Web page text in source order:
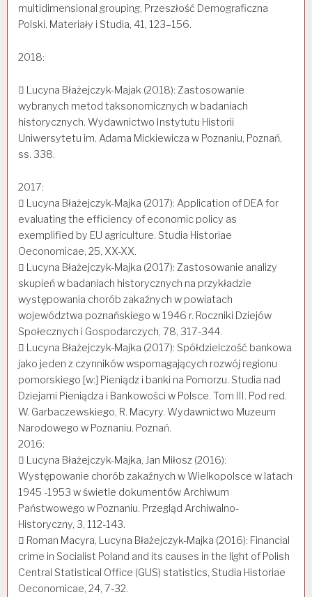
multidimensional grouping, Przeszłość Demograficzna
Polski. Materiały i Studia, 41, 123–156.
2018:
 Lucyna Błażejczyk-Majak (2018): Zastosowanie
wybranych metod taksonomicznych w badaniach
historycznych. Wydawnictwo Instytutu Historii
Uniwersytetu im. Adama Mickiewicza w Poznaniu, Poznań,
ss. 338.
2017:
 Lucyna Błażejczyk-Majka (2017): Application of DEA for
evaluating the efficiency of economic policy as
exemplified by EU agriculture. Studia Historiae
Oeconomicae, 25, XX-XX.
 Lucyna Błażejczyk-Majka (2017): Zastosowanie analizy
skupień w badaniach historycznych na przykładzie
występowania chorób zakaźnych w powiatach
województwa poznańskiego w 1946 r. Roczniki Dziejów
Społecznych i Gospodarczych, 78, 317-344.
 Lucyna Błażejczyk-Majka (2017): Spółdzielczość bankowa
jako jeden z czynników wspomagających rozwój regionu
pomorskiego [w:] Pieniądz i banki na Pomorzu. Studia nad
Dziejami Pieniądza i Bankowości w Polsce. Tom III. Pod red.
W. Garbaczewskiego, R. Macyry. Wydawnictwo Muzeum
Narodowego w Poznaniu. Poznań.
2016:
 Lucyna Błażejczyk-Majka, Jan Miłosz (2016):
Występowanie chorób zakaźnych w Wielkopolsce w latach
1945 -1953 w świetle dokumentów Archiwum
Państwowego w Poznaniu. Przegląd Archiwalno-
Historyczny, 3, 112-143.
 Roman Macyra, Lucyna Błażejczyk-Majka (2016): Financial
crime in Socialist Poland and its causes in the light of Polish
Central Statistical Office (GUS) statistics, Studia Historiae
Oeconomicae, 24, 7-32.